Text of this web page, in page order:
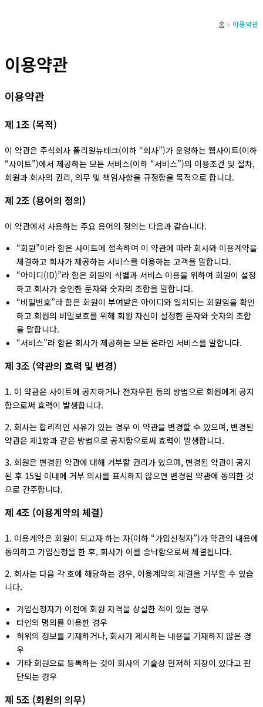
홈 이용약관
이용약관
이용약관
제 1조 (목적)
이 약관은 주식회사 폴리원뉴테크(이하 “회사”)가 운영하는 웹사이트(이하
“사이트”)에서 제공하는 모든 서비스(이하 “서비스”)의 이용조건 및 절차,
회원과 회사의 권리, 의무 및 책임사항을 규정함을 목적으로 합니다.
제 2조 (용어의 정의)
이 약관에서 사용하는 주요 용어의 정의는 다음과 같습니다.
“회원”이라 함은 사이트에 접속하여 이 약관에 따라 회사와 이용계약을
체결하고 회사가 제공하는 서비스를 이용하는 고객을 말합니다.
“아이디(ID)”라 함은 회원의 식별과 서비스 이용을 위하여 회원이 설정
하고 회사가 승인한 문자와 숫자의 조합을 말합니다.
“비밀번호”라 함은 회원이 부여받은 아이디와 일치되는 회원임을 확인
하고 회원의 비밀보호를 위해 회원 자신이 설정한 문자와 숫자의 조합
을 말합니다.
“서비스”라 함은 회사가 제공하는 모든 온라인 서비스를 말합니다.
제 3조 (약관의 효력 및 변경)
1. 이 약관은 사이트에 공지하거나 전자우편 등의 방법으로 회원에게 공지
함으로써 효력이 발생합니다.
2. 회사는 합리적인 사유가 있는 경우 이 약관을 변경할 수 있으며, 변경된
약관은 제1항과 같은 방법으로 공지함으로써 효력이 발생합니다.
3. 회원은 변경된 약관에 대해 거부할 권리가 있으며, 변경된 약관이 공지
된 후 15일 이내에 거부 의사를 표시하지 않으면 변경된 약관에 동의한 것
으로 간주합니다.
제 4조 (이용계약의 체결)
1. 이용계약은 회원이 되고자 하는 자(이하 “가입신청자”)가 약관의 내용에
동의하고 가입신청을 한 후, 회사가 이를 승낙함으로써 체결됩니다.
2. 회사는 다음 각 호에 해당하는 경우, 이용계약의 체결을 거부할 수 있습
니다.
가입신청자가 이전에 회원 자격을 상실한 적이 있는 경우
타인의 명의를 이용한 경우
허위의 정보를 기재하거나, 회사가 제시하는 내용을 기재하지 않은 경
우
기타 회원으로 등록하는 것이 회사의 기술상 현저히 지장이 있다고 판
단되는 경우
제 5조 (회원의 의무)